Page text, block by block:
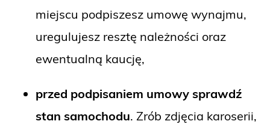
miejscu podpiszesz umowę wynajmu,
uregulujesz resztę należności oraz
ewentualną kaucję,
przed podpisaniem umowy sprawdź
stan samochodu. Zrób zdjęcia karoserii,